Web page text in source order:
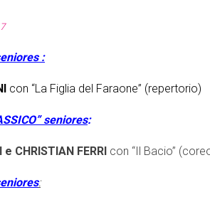
:
con “La Figlia del Faraone” (repertorio)
seniores:
e CHRISTIAN FERRI con “Il Bacio”
: